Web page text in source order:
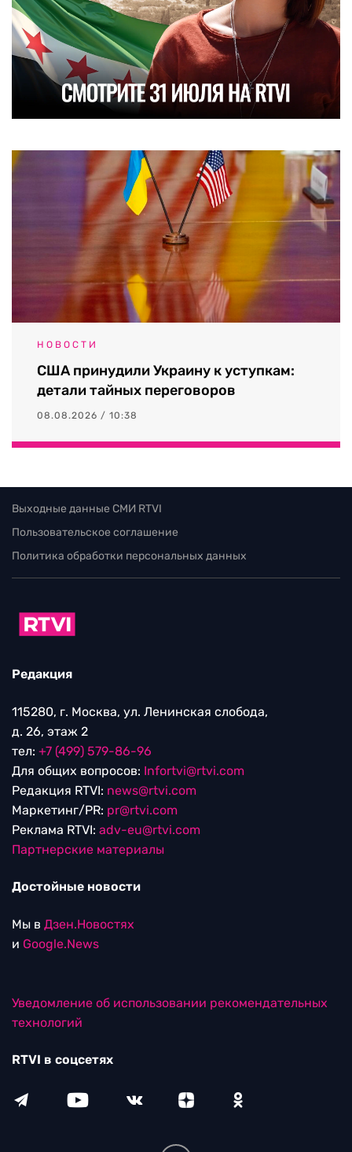
НОВОСТИ
США принудили Украину к уступкам:
детали тайных переговоров
08.08.2026 / 10:38
Выходные данные СМИ RTVI
Пользовательское соглашение
Политика обработки персональных данных
Редакция
115280, г. Москва, ул. Ленинская слобода,
д. 26, этаж 2
тел: +7 (499) 579-86-96
Для общих вопросов: Infortvi@rtvi.com
Редакция RTVI: news@rtvi.com
Маркетинг/PR: pr@rtvi.com
Реклама RTVI: adv-eu@rtvi.com
Партнерские материалы
Достойные новости
Мы в Дзен.Новостях
и Google.News
Уведомление об использовании рекомендательных
технологий
RTVI в соцсетях